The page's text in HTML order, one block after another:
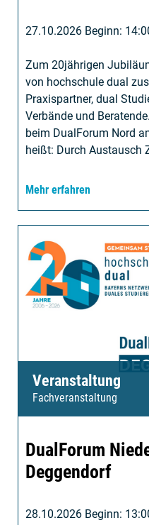
27.10.2026 Beginn:
Zum 20jährigen
von hochschule dual
Praxispartner, dual
Verbände und
beim DualForum Nord
heißt: Durch Austausch
Mehr erfahren
Veranstaltung
Fachveranstaltung
DualForum
Deggendorf
28.10.2026 Beginn: